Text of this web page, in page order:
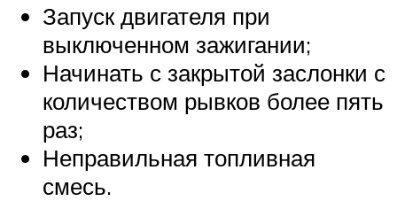
Запуск двигателя при
выключенном зажигании;
Начинать с закрытой заслонки с
количеством рывков более пять
раз;
Неправильная топливная
смесь.